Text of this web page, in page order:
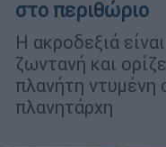
στο περιθώριο
Η ακροδεξιά
ζωντανή και
πλανήτη ντυμένη
πλανητάρχη